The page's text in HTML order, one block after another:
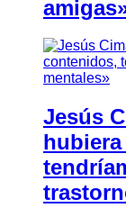
Jesús